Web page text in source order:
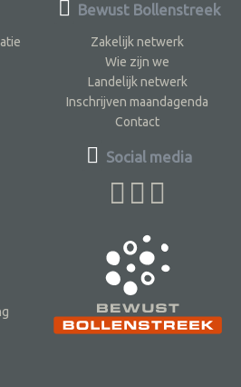
Bewust Bollenstreek
Zakelijk netwerk
Wie zijn we
Landelijk netwerk
Inschrijven maandagenda
Contact
Social media